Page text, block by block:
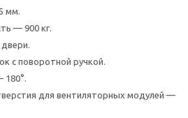
мм.
— 900 кг.
двери.
с поворотной ручкой.
180°.
для вентиляторных модулей —